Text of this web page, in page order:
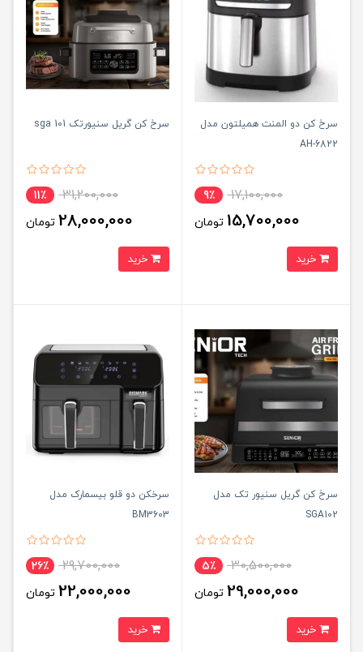
سرخ کن دو المنت همیلتون مدل
AH-6822
17,100,000 9٪
15,700,000 تومان
سرخ کن گریل سنیورتک sga 101
31,200,000 11٪
28,000,000 تومان
سرخ کن گریل سنیور تک مدل
SGA102
30,500,000 5٪
29,000,000 تومان
سرخکن دو قلو بیسمارک مدل
BM3603
29,700,000 26٪
22,000,000 تومان